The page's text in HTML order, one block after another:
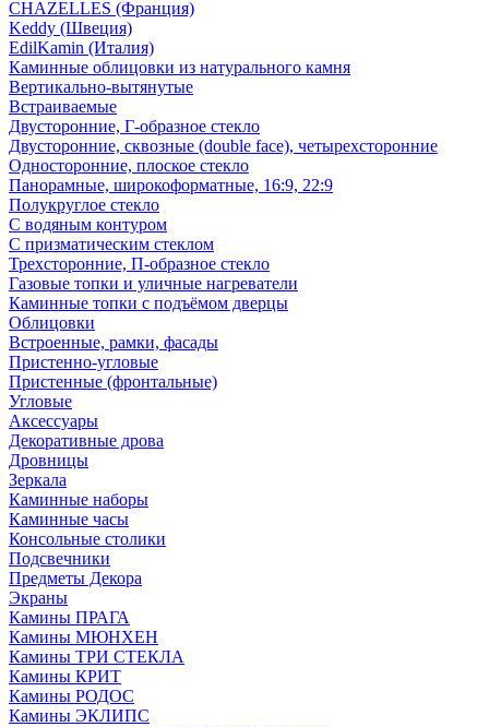
CHAZELLES (Франция)
Keddy (Швеция)
EdilKamin (Италия)
Каминные облицовки из натурального камня
Вертикально-вытянутые
Встраиваемые
Двусторонние, Г-образное стекло
Двусторонние, сквозные (double face), четырехсторонние
Односторонние, плоское стекло
Панорамные, широкоформатные, 16:9, 22:9
Полукруглое стекло
С водяным контуром
С призматическим стеклом
Трехсторонние, П-образное стекло
Газовые топки и уличные нагреватели
Каминные топки с подъёмом дверцы
Облицовки
Встроенные, рамки, фасады
Пристенно-угловые
Пристенные (фронтальные)
Угловые
Аксессуары
Декоративные дрова
Дровницы
Зеркала
Каминные наборы
Каминные часы
Консольные столики
Подсвечники
Предметы Декора
Экраны
Камины ПРАГА
Камины МЮНХЕН
Камины ТРИ СТЕКЛА
Камины КРИТ
Камины РОДОС
Камины ЭКЛИПС